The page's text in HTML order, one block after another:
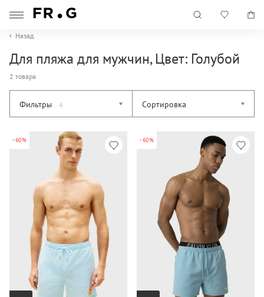
Назад
Для пляжа для мужчин, Цвет: Голубой
2 товара
Фильтры 4 Сортировка
-60% -60%